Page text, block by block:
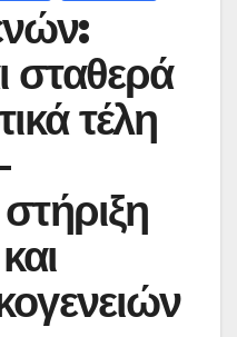
σταθερά
τέλη